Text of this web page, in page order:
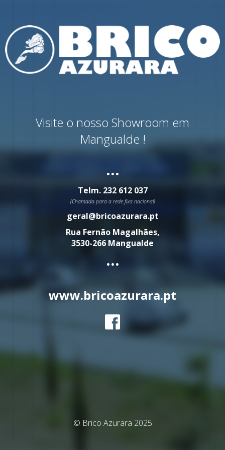
Visite o nosso Showroom em
Mangualde !
...
Telm. 232 612 037
(Chamada para a rede fixa nacional)
geral@bricoazurara.pt
Rua Fernão Magalhães,
3530-266 Mangualde
...
www.bricoazurara.pt
© Brico Azurara 2025